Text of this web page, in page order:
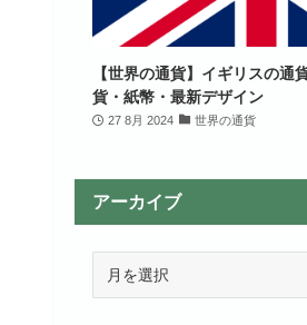
【世界の通貨】イギリスの通
貨・紙幣・最新デザイン
27 8月 2024 世界の通貨
アーカイブ